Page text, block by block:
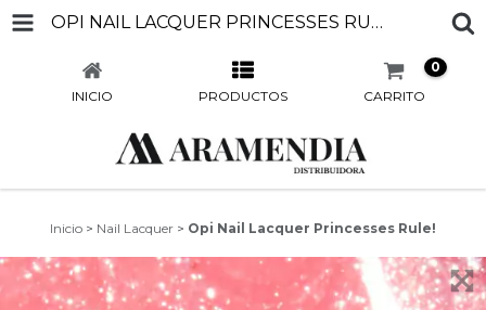
OPI NAIL LACQUER PRINCESSES RULE!
INICIO PRODUCTOS CARRITO
0
Inicio > Nail Lacquer > Opi Nail Lacquer Princesses Rule!